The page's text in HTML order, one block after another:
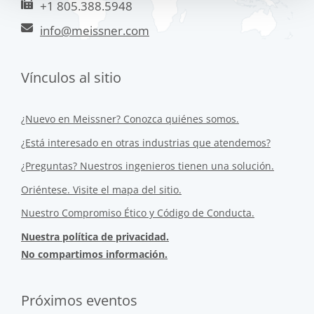
+1 805.388.5948
info@meissner.com
Vínculos al sitio
¿Nuevo en Meissner? Conozca quiénes somos.
¿Está interesado en otras industrias que atendemos?
¿Preguntas? Nuestros ingenieros tienen una solución.
Oriéntese. Visite el mapa del sitio.
Nuestro Compromiso Ético y Código de Conducta.
Nuestra política de privacidad.
No compartimos información.
Próximos eventos